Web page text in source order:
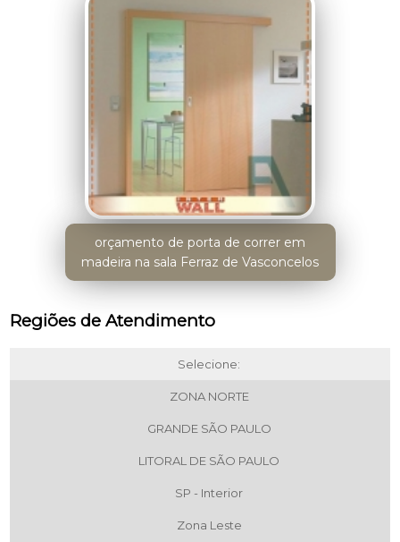
orçamento de porta de correr em
madeira na sala Ferraz de Vasconcelos
Regiões de Atendimento
Selecione:
ZONA NORTE
GRANDE SÃO PAULO
LITORAL DE SÃO PAULO
SP - Interior
Zona Leste